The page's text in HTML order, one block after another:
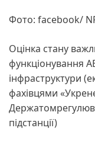
Фото: facebook/
Оцінка стану
функціонування
інфраструктури
фахівцями
підстанції)